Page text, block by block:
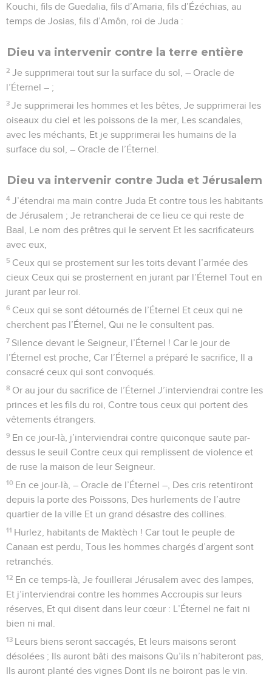
Kouchi, fils de Guedalia, fils d’Amaria, fils d’Ézéchias, au
temps de Josias, fils d’Amôn, roi de Juda :
Dieu va intervenir contre la terre entière
2 Je supprimerai tout sur la surface du sol, – Oracle de
l’Éternel – ;
3 Je supprimerai les hommes et les bêtes, Je supprimerai les
oiseaux du ciel et les poissons de la mer, Les scandales,
avec les méchants, Et je supprimerai les humains de la
surface du sol, – Oracle de l’Éternel.
Dieu va intervenir contre Juda et Jérusalem
4 J’étendrai ma main contre Juda Et contre tous les habitants
de Jérusalem ; Je retrancherai de ce lieu ce qui reste de
Baal, Le nom des prêtres qui le servent Et les sacrificateurs
avec eux,
5 Ceux qui se prosternent sur les toits devant l’armée des
cieux Ceux qui se prosternent en jurant par l’Éternel Tout en
jurant par leur roi.
6 Ceux qui se sont détournés de l’Éternel Et ceux qui ne
cherchent pas l’Éternel, Qui ne le consultent pas.
7 Silence devant le Seigneur, l’Éternel ! Car le jour de
l’Éternel est proche, Car l’Éternel a préparé le sacrifice, Il a
consacré ceux qui sont convoqués.
8 Or au jour du sacrifice de l’Éternel J’interviendrai contre les
princes et les fils du roi, Contre tous ceux qui portent des
vêtements étrangers.
9 En ce jour-là, j’interviendrai contre quiconque saute par-
dessus le seuil Contre ceux qui remplissent de violence et
de ruse la maison de leur Seigneur.
10 En ce jour-là, – Oracle de l’Éternel –, Des cris retentiront
depuis la porte des Poissons, Des hurlements de l’autre
quartier de la ville Et un grand désastre des collines.
11 Hurlez, habitants de Maktèch ! Car tout le peuple de
Canaan est perdu, Tous les hommes chargés d’argent sont
retranchés.
12 En ce temps-là, Je fouillerai Jérusalem avec des lampes,
Et j’interviendrai contre les hommes Accroupis sur leurs
réserves, Et qui disent dans leur cœur : L’Éternel ne fait ni
bien ni mal.
13 Leurs biens seront saccagés, Et leurs maisons seront
désolées ; Ils auront bâti des maisons Qu’ils n’habiteront pas,
Ils auront planté des vignes Dont ils ne boiront pas le vin.